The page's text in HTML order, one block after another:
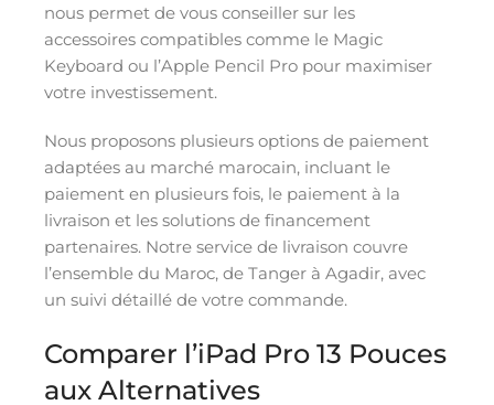
nous permet de vous conseiller sur les
accessoires compatibles comme le Magic
Keyboard ou l’Apple Pencil Pro pour maximiser
votre investissement.
Nous proposons plusieurs options de paiement
adaptées au marché marocain, incluant le
paiement en plusieurs fois, le paiement à la
livraison et les solutions de financement
partenaires. Notre service de livraison couvre
l’ensemble du Maroc, de Tanger à Agadir, avec
un suivi détaillé de votre commande.
Comparer l’iPad Pro 13 Pouces
aux Alternatives